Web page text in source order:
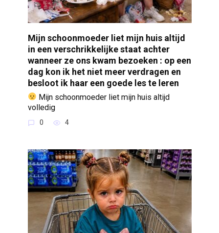
Mijn schoonmoeder liet mijn huis altijd
in een verschrikkelijke staat achter
wanneer ze ons kwam bezoeken : op een
dag kon ik het niet meer verdragen en
besloot ik haar een goede les te leren
Mijn schoonmoeder liet mijn huis altijd
volledig
0 4